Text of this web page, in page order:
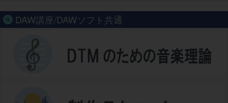
DAW講座/DAWソフト共通